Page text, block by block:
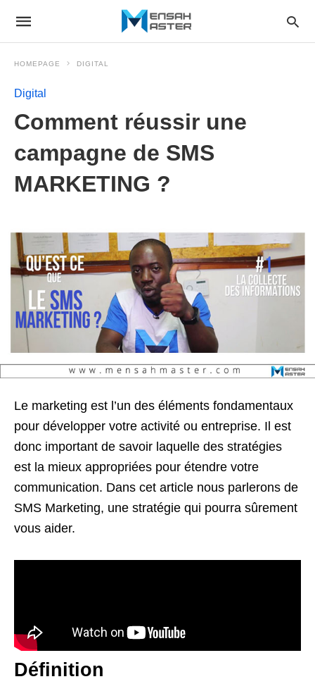
HOMEPAGE DIGITAL
Digital
Comment réussir une
campagne de SMS
MARKETING ?
Le marketing est l’un des éléments fondamentaux
pour développer votre activité ou entreprise. Il est
donc important de savoir laquelle des stratégies
est la mieux appropriées pour étendre votre
communication. Dans cet article nous parlerons de
SMS Marketing, une stratégie qui pourra sûrement
vous aider.
Définition